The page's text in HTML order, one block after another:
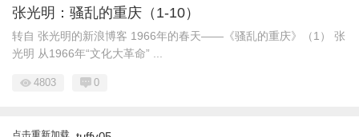
张光明：骚乱的重庆（1-10）
转自 张光明的新浪博客 1966年的春天——《骚乱的重庆》（1） 张
光明 从1966年“文化大革命” ...
4803 0
点击重新加载